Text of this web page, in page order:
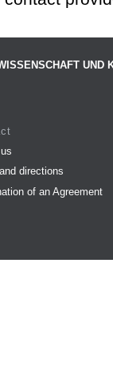
UND
directions
of an Agreement